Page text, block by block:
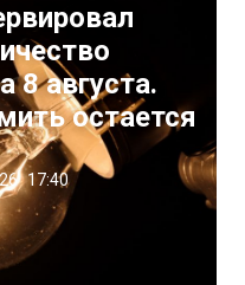
8 августа.
остается
17:40